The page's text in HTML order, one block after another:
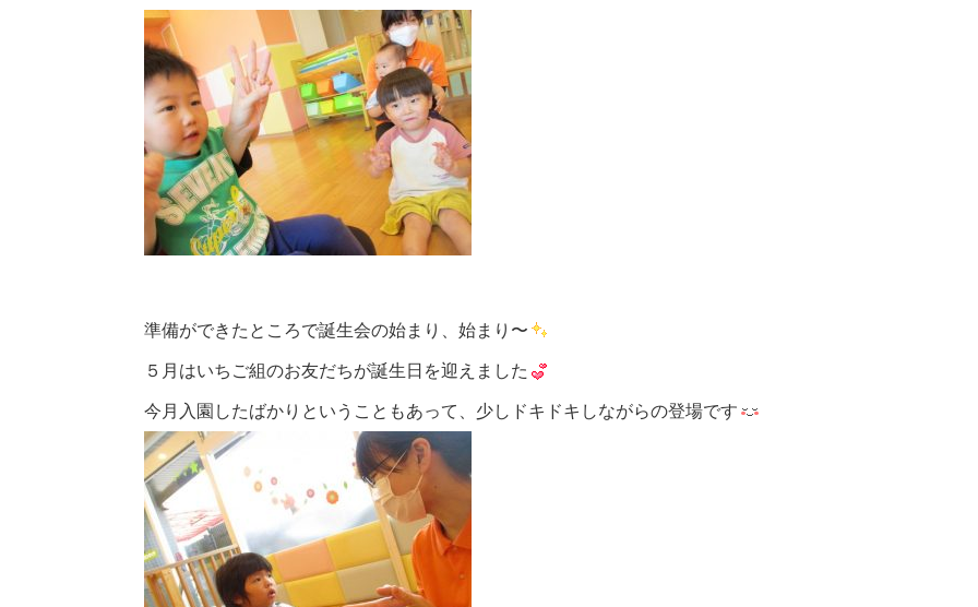
準備ができたところで誕生会の始まり、始まり〜
５月はいちご組のお友だちが誕生日を迎えました
今月入園したばかりということもあって、少しドキドキしながらの登場です